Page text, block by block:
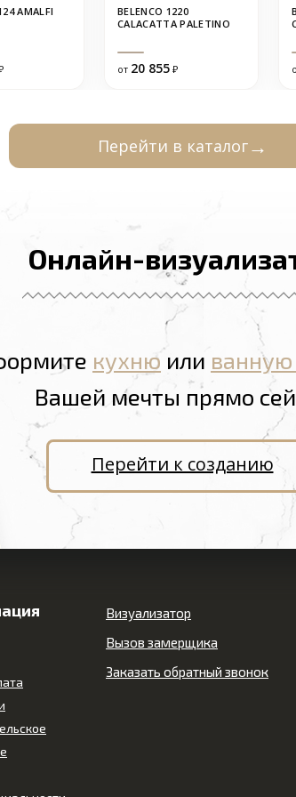
AMALFI
BELENCO 1220
CALACATTA PALETINO
от 20 855 ₽
Перейти в каталог
Онлайн-
кухню или
Вашей мечты прямо
Перейти к созданию
Визуализатор
Вызов замерщика
Заказать обратный звонок